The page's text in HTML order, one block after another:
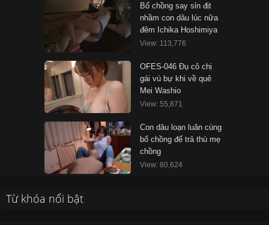
Bố chồng say sỉn địt
nhầm con dâu lúc nữa
đêm Ichika Hoshimiya
View: 113,776
OFES-046 Đụ cô chị
gái vú bự khi về quê
Mei Washio
View: 55,871
Con dâu loạn luân cùng
bố chồng để trả thù mẹ
chồng
View: 80,624
Từ khóa nổi bật